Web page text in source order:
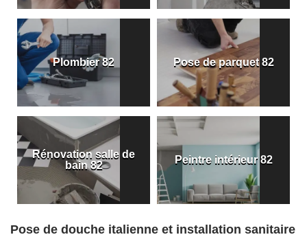
Plombier 82 Pose de parquet 82
Rénovation salle de
bain 82
Peintre intérieur 82
Pose de douche italienne et installation sanitaire